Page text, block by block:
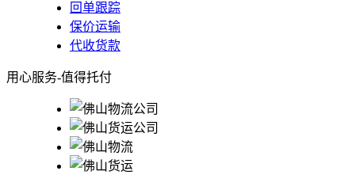
回单跟踪
保价运输
代收货款
用心服务-值得托付